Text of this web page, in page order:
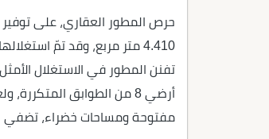
حرص المطور العقاري، على
4.410 متر مربع، وقد تمّ
تفنن المطور في الاستغلال
أرضي 8 من الطوابق
مفتوحة ومساحات خضراء، تضفي